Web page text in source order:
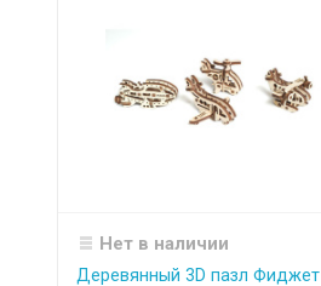
Нет в наличии
Деревянный 3D пазл Фиджет